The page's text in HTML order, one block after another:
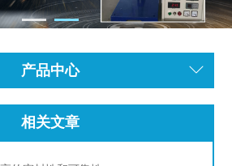
产品中心
相关文章